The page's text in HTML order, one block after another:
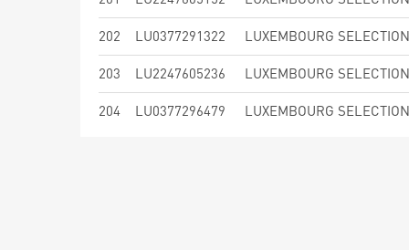
202 LU0377291322
203 LU2247605236
204 LU0377296479